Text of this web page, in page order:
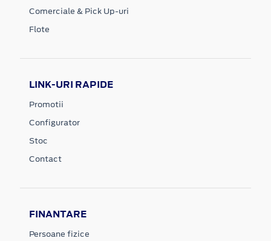
Comerciale & Pick Up-uri
Flote
LINK-URI RAPIDE
Promotii
Configurator
Stoc
Contact
FINANTARE
Persoane fizice